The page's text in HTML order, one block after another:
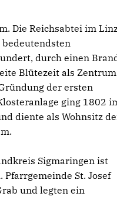
Die Reichsabtei im
durch einen
Blütezeit als
der ersten
ging 1802
diente als Wohnsitz
Sigmaringen ist
St. Josef
und legten ein